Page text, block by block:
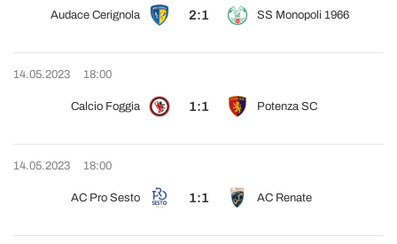
Audace Cerignola 2:1 SS Monopoli 1966
14.05.2023 18:00
Calcio Foggia 1:1 Potenza SC
14.05.2023 18:00
AC Pro Sesto 1:1 AC Renate